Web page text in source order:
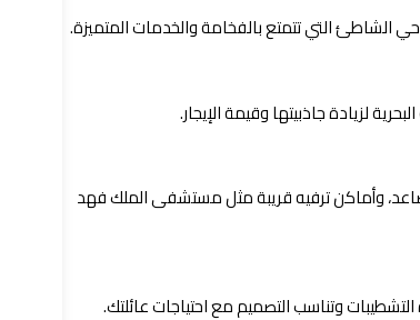
الشاطئ التي تتمتع بالفخامة والخدمات المتميزة.
لزيادة جاذبيتها وقيمة الإيجار.
وأماكن ترفيه قريبة مثل مستشفى الملك فهد